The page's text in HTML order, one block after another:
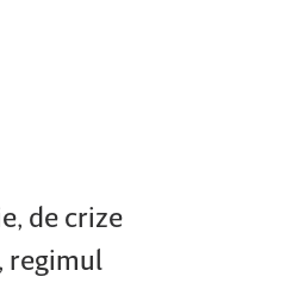
de crize
regimul